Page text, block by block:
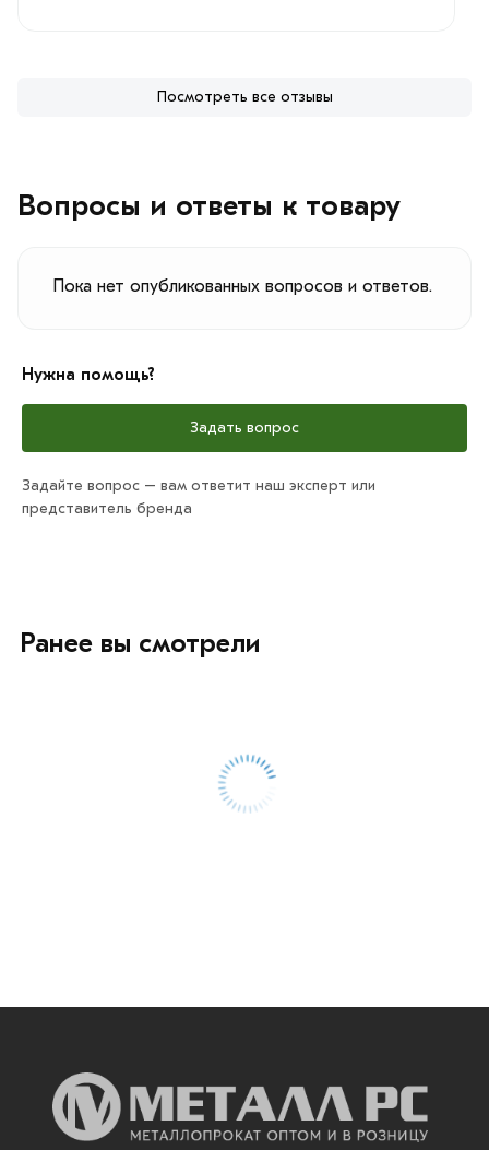
Посмотреть все отзывы
Вопросы и ответы к товару
Пока нет опубликованных вопросов и ответов.
Нужна помощь?
Задать вопрос
Задайте вопрос – вам ответит наш эксперт или
представитель бренда
Ранее вы смотрели